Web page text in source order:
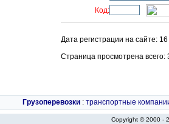
Код:
Дата регистрации на сайте:
Страница просмотрена всего:
Грузоперевозки : транспортные
Copyright © 2000 -